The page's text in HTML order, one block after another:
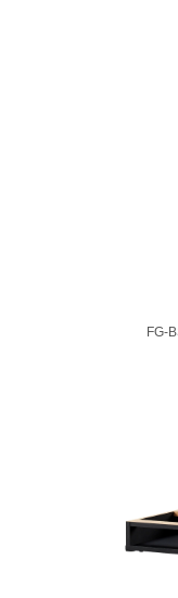
FG-